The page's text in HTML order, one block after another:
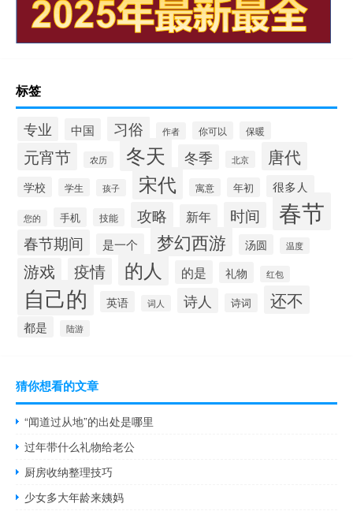
标签
专业 中国 习俗 作者 你可以 保暖
元宵节 农历 冬天 冬季 北京 唐代
学校 学生 孩子 宋代 寓意 年初 很多人
您的 手机 技能 攻略 新年 时间 春节
春节期间 是一个 梦幻西游 汤圆 温度
游戏 疫情 的人 的是 礼物 红包
自己的 英语 词人 诗人 诗词 还不
都是 陆游
猜你想看的文章
“闻道过从地”的出处是哪里
过年带什么礼物给老公
厨房收纳整理技巧
少女多大年龄来姨妈